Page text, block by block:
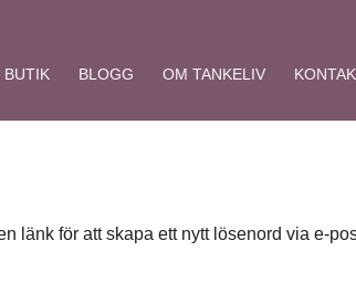
BUTIK BLOGG OM TANKELIV
länk för att skapa ett nytt lösenord via e-